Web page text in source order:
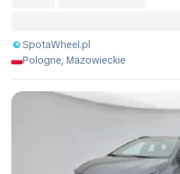
SpotaWheel.pl
Pologne, Mazowieckie